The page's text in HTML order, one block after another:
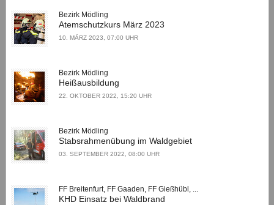
Bezirk Mödling
Atemschutzkurs März 2023
10. MÄRZ 2023, 07:00 UHR
Bezirk Mödling
Heißausbildung
22. OKTOBER 2022, 15:20 UHR
Bezirk Mödling
Stabsrahmenübung im Waldgebiet
03. SEPTEMBER 2022, 08:00 UHR
FF Breitenfurt, FF Gaaden, FF Gießhübl, ...
KHD Einsatz bei Waldbrand